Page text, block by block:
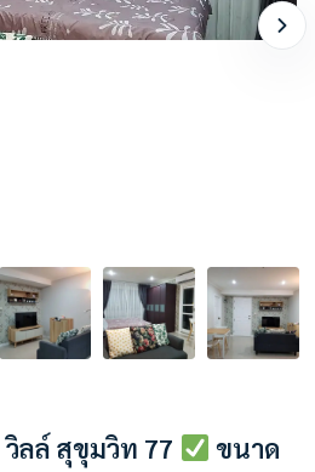
ลล์ สุขุมวิท 77
ขนาด